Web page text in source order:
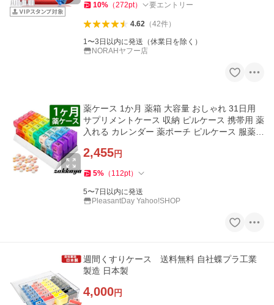
10% （272pt） 要エントリー
4.62（42件）
1〜3日以内に発送（休業日を除く）
NORAHヤフー店
薬ケース 1か月 薬箱 大容量 おしゃれ 31日用
サプリメントケース 収納 ピルケース 携帯用 薬
入れる カレンダー 薬ポーチ ピルケース 服薬管
2,455円
5% （ 112pt）
5〜7日以内に発送
PleasantDay Yahoo!SHOP
週間くすりケース 送料無料 自社蝶プラ工業
製造 日本製
4,000円